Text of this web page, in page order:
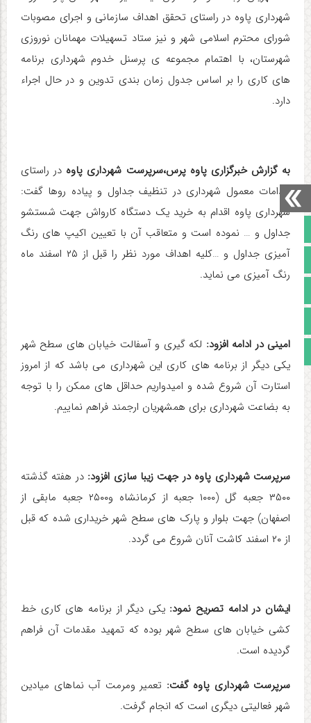
صفحه نخست
تالار گفتمان
مجوز سایت
شهرداری پاوه در راستای تحقق اهداف سازمانی و اجرای مصوبات
شورای محترم اسلامی شهر و نیز ستاد تسهیلات مهمانان نوروزی
شهرستان، با اهتمام مجموعه ی پرسنل خدوم شهرداری برنامه
های کاری را بر اساس جدول زمان بندی تدوین و در حال اجراء
دارد.
به گزارش خبرگزاری پاوه پرس،سرپرست شهرداری پاوه در راستای
اقدامات معمول شهرداری در تنظیف جداول و پیاده روها گفت:
شهرداری پاوه اقدام به خرید یک دستگاه کارواش جهت شستشو
جداول و … نموده است و متعاقب آن با تعیین اکیپ های رنگ
آمیزی جداول و …کلیه اهداف مورد نظر را قبل از ۲۵ اسفند ماه
رنگ آمیزی می نماید.
امینی در ادامه افزود: لکه گیری و آسفالت خیابان های سطح شهر
یکی دیگر از برنامه های کاری این شهرداری می باشد که از امروز
استارت آن شروع شده و امیدواریم حداقل های ممکن را با توجه
به بضاعت شهرداری برای همشهریان ارجمند فراهم نماییم.
سرپرست شهرداری پاوه در جهت زیبا سازی افزود: در هفته گذشته
۳۵۰۰ جعبه گل (۱۰۰۰ جعبه از کرمانشاه و۲۵۰۰ جعبه مابقی از
اصفهان) جهت بلوار و پارک های سطح شهر خریداری شده که قبل
از ۲۰ اسفند کاشت آنان شروع می گردد.
ایشان در ادامه تصریح نمود: یکی دیگر از برنامه های کاری خط
کشی خیابان های سطح شهر بوده که تمهید مقدمات آن فراهم
گردیده است.
سرپرست شهرداری پاوه گفت: تعمیر ومرمت آب نماهای میادین
شهر فعالیتی دیگری است که انجام گرفت.